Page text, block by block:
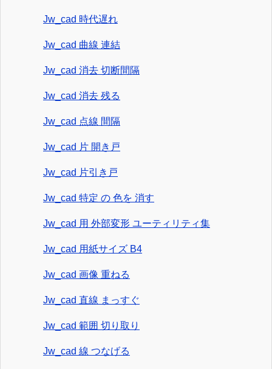
Jw_cad 時代遅れ
Jw_cad 曲線 連結
Jw_cad 消去 切断間隔
Jw_cad 消去 残る
Jw_cad 点線 間隔
Jw_cad 片 開き戸
Jw_cad 片引き戸
Jw_cad 特定 の 色を 消す
Jw_cad 用 外部変形 ユーティリティ集
Jw_cad 用紙サイズ B4
Jw_cad 画像 重ねる
Jw_cad 直線 まっすぐ
Jw_cad 範囲 切り取り
Jw_cad 線 つなげる